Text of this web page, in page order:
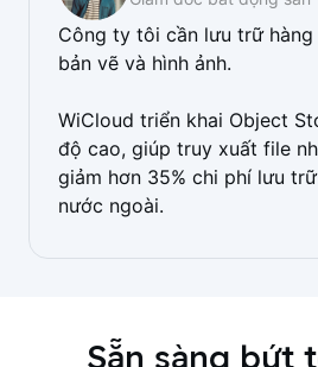
Công ty tôi cần lưu trữ hàng
bản vẽ và hình ảnh.
WiCloud triển khai Object
độ cao, giúp truy xuất file
giảm hơn 35% chi phí lưu
nước ngoài.
Sẵn sàng bứt